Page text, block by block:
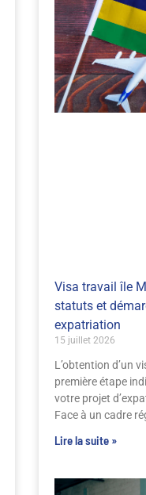
Visa travail île
statuts et
expatriation
15 juillet 2026
L’obtention d’un
première étape
votre projet
Face à un cadre
Lire la suite »